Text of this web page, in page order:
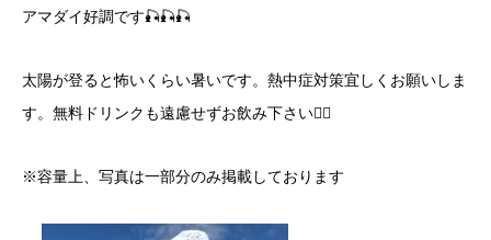
アマダイ好調です🎣🎣🎣
太陽が登ると怖いくらい暑いです。熱中症対策宜しくお願いしま
す。無料ドリンクも遠慮せずお飲み下さい🙇‍♂️
※容量上、写真は一部分のみ掲載しております